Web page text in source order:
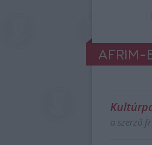
AFRIM-
a szerző